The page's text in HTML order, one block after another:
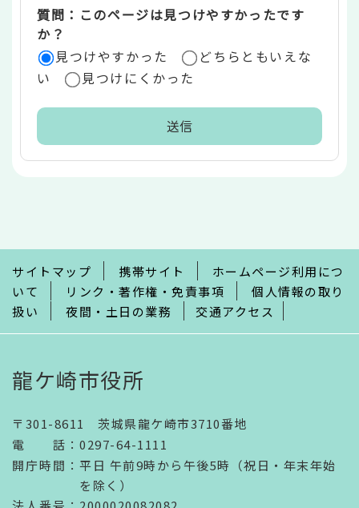
質問：このページは見つけやすかったです
か？
見つけやすかった
どちらともいえな
い
見つけにくかった
で
サイトマップ 携帯サイト
ホームページ利用につ
いて
リンク・著作権・免責事項
個人情報の取り
扱い
夜間・土日の業務 交通アクセス
龍ケ崎市役所
〒301-8611 茨城県龍ケ崎市3710番地
電話 ： 0297-64-1111
開庁時間 ： 平日 午前9時から午後5時（祝日・年末年始
を除く）